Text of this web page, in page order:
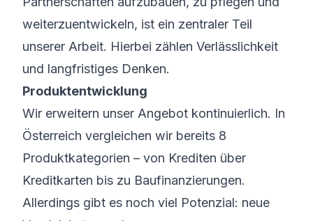
weiterzuentwickeln, ist ein zentraler Teil
unserer Arbeit. Hierbei zählen Verlässlichkeit
und langfristiges Denken.
Produktentwicklung
Wir erweitern unser Angebot kontinuierlich. In
Österreich vergleichen wir bereits 8
Produktkategorien – von Krediten über
Kreditkarten bis zu Baufinanzierungen.
Allerdings gibt es noch viel Potenzial: neue